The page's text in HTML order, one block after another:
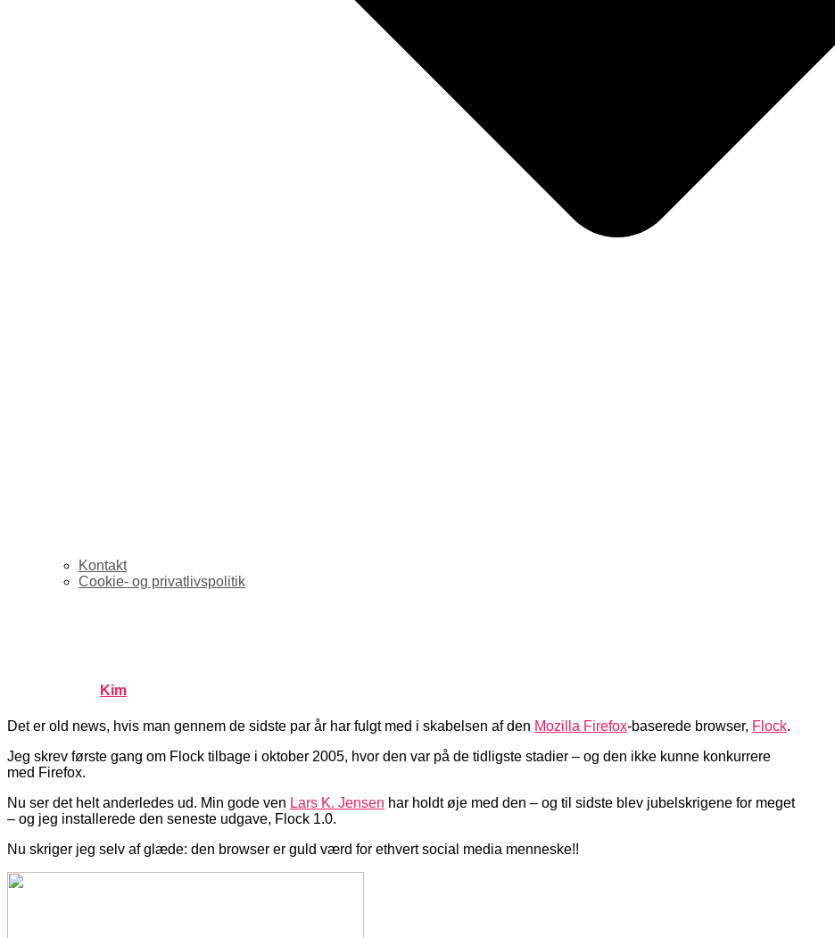
Kontakt
Cookie- og privatlivspolitik
Kim
Det er old news, hvis man gennem de sidste par år har fulgt med i skabelsen af den Mozilla Firefox-baserede browser, Flock.
Jeg skrev første gang om Flock tilbage i oktober 2005, hvor den var på de tidligste stadier – og den ikke kunne konkurrere
med Firefox.
Nu ser det helt anderledes ud. Min gode ven Lars K. Jensen har holdt øje med den – og til sidste blev jubelskrigene for meget
– og jeg installerede den seneste udgave, Flock 1.0.
Nu skriger jeg selv af glæde: den browser er guld værd for ethvert social media menneske!!